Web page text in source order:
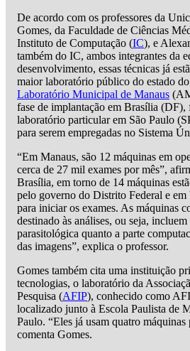
De acordo com os professores da
Gomes, da Faculdade de Ciências
Instituto de Computação (IC), e
também do IC, ambos integrantes da
desenvolvimento, essas técnicas já
maior laboratório público do estado
Laboratório Municipal de Manaus
fase de implantação em Brasília (DF),
laboratório particular em São Paulo
para serem empregadas no Sistema
“Em Manaus, são 12 máquinas em
cerca de 27 mil exames por mês”,
Brasília, em torno de 14 máquinas
pelo governo do Distrito Federal e em
para iniciar os exames. As máquinas
destinado às análises, ou seja,
parasitológica quanto a parte
das imagens”, explica o professor.
Gomes também cita uma instituição
tecnologias, o laboratório da
Pesquisa (AFIP), conhecido como
localizado junto à Escola Paulista de
Paulo. “Eles já usam quatro máquinas
comenta Gomes.